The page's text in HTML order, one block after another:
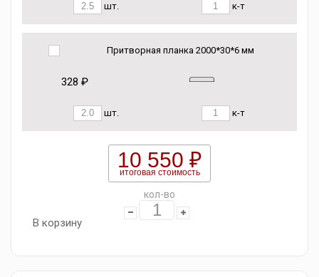
шт. к-т
Притворная планка 2000*30*6 мм
328 ₽
шт. к-т
10 550 ₽
итоговая стоимость
кол-во
В корзину